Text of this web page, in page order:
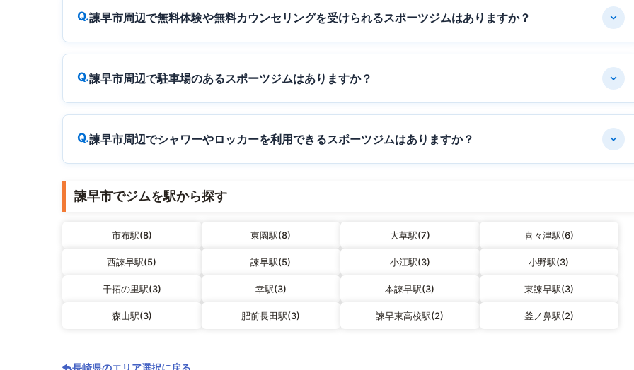
諫早市周辺で無料体験や無料カウンセリングを受けられるスポーツジムはありますか？
諫早市周辺で駐車場のあるスポーツジムはありますか？
諫早市周辺でシャワーやロッカーを利用できるスポーツジムはありますか？
諫早市でジムを駅から探す
市布駅(8) 東園駅(8) 大草駅(7) 喜々津駅(6)
西諫早駅(5) 諫早駅(5) 小江駅(3) 小野駅(3)
干拓の里駅(3) 幸駅(3) 本諫早駅(3) 東諫早駅(3)
森山駅(3) 肥前長田駅(3) 諫早東高校駅(2) 釜ノ鼻駅(2)
長崎県のエリア選択に戻る